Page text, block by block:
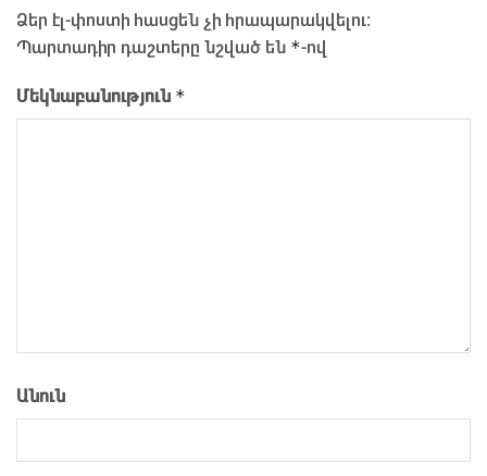
Ձեր էլ-փոստի հասցեն չի հրապարակվելու։
Պարտադիր դաշտերը նշված են *-ով
Մեկնաբանություն *
Անուն